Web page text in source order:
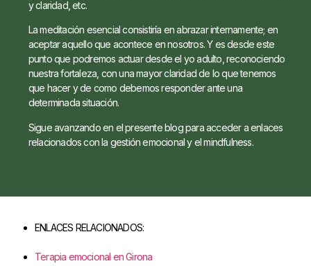
y claridad, etc.
La meditación esencial consistiría en abrazar internamente; en
aceptar aquello que acontece en nosotros. Y es desde este
punto que podremos actuar desde el yo adulto, reconociendo
nuestra fortaleza, con una mayor claridad de lo que tenemos
que hacer y de como debemos responder ante una
determinada situación.
Sigue avanzando en el presente blog para acceder a enlaces
relacionados con la gestión emocional y el mindfulness.
ENLACES RELACIONADOS:
Terapia emocional en Girona